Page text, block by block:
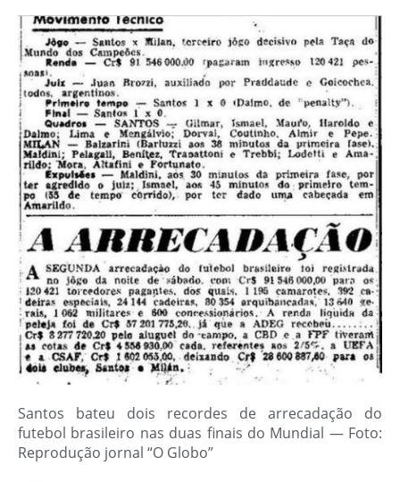
Santos bateu dois recordes de arrecadação do
futebol brasileiro nas duas finais do Mundial — Foto:
Reprodução jornal “O Globo”